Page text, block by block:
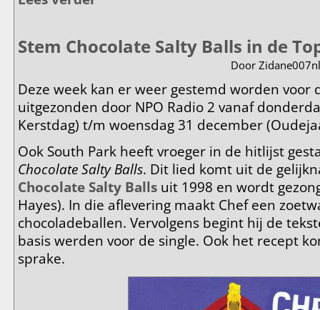
Stem Chocolate Salty Balls in de
Door Zidane007nl
Deze week kan er weer gestemd worden voor
uitgezonden door NPO Radio 2 vanaf
Kerstdag) t/m woensdag 31 december
Ook South Park heeft vroeger in de hitlijst
Chocolate Salty Balls. Dit lied komt uit de
Chocolate Salty Balls uit 1998 en wordt
Hayes). In die aflevering maakt Chef een
chocoladeballen. Vervolgens begint hij de
basis werden voor de single. Ook het recept
sprake.